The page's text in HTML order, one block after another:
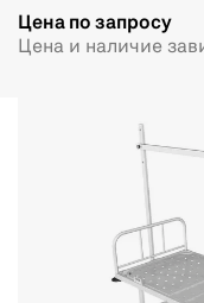
Цена по запросу
Цена и наличие